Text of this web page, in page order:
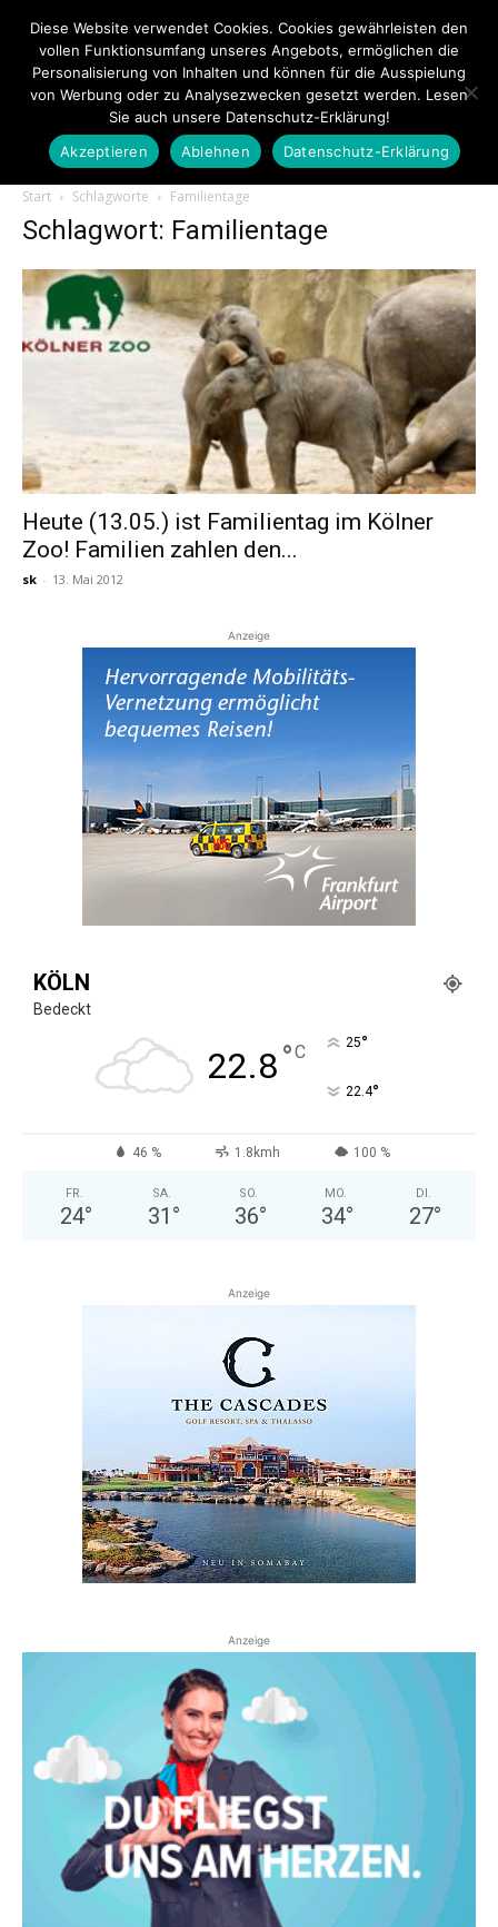
Touristiknews.de
Touristiknews
und
Reiseempfehlungen.
Start Schlagworte Familientage
Schlagwort: Familientage
Heute (13.05.) ist Familientag im Kölner
Zoo! Familien zahlen den...
sk - 13. Mai 2012
Anzeige
KÖLN
Bedeckt
22.8°C 25°
22.4°
46 % 1.8kmh 100 %
FR.
24°
SA.
31 °
SO.
36°
MO.
34°
DI.
27°
Anzeige
Anzeige
Diese Website verwendet Cookies. Cookies gewährleisten den
vollen Funktionsumfang unseres Angebots, ermöglichen die
Personalisierung von Inhalten und können für die Ausspielung
von Werbung oder zu Analysezwecken gesetzt werden. Lesen
Sie auch unsere Datenschutz-Erklärung!
Akzeptieren
Ablehnen Datenschutz-Erklärung